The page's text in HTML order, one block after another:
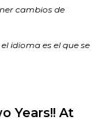
cambios de
idioma es el que se
Years!! At